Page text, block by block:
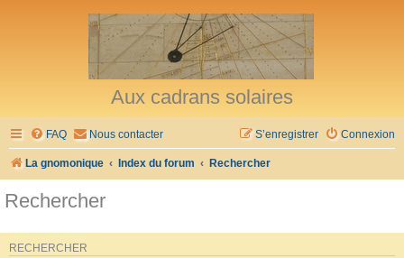
Aux cadrans solaires
FAQ Nous contacter Connexion
S’enregistrer
La gnomonique Index du forum Rechercher
Rechercher
RECHERCHER